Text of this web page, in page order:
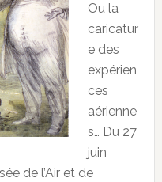
Ou la
caricatur
e des
expérien
ces
aérienne
s… Du 27
juin
de l’Air et de